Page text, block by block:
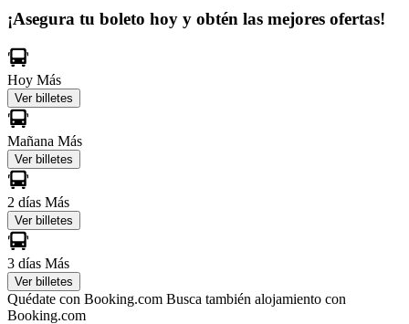
¡Asegura tu boleto hoy y obtén las mejores ofertas!
Hoy Más
Ver billetes
Mañana Más
Ver billetes
2 días Más
Ver billetes
3 días Más
Ver billetes
Quédate con Booking.com Busca también alojamiento con
Booking.com